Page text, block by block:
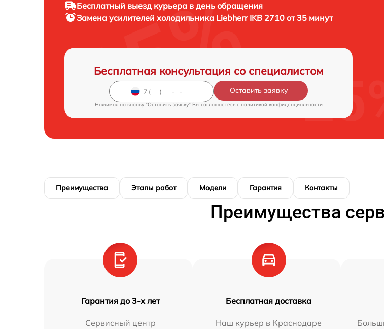
Бесплатный выезд курьера в день обращения
Замена усилителей холодильника Liebherr IKB 2710 от 35 минут
Бесплатная консультация со специалистом
Оставить заявку
Нажимая на кнопку "Оставить заявку" Вы соглашаетесь c политикой конфиденциальности
Преимущества Этапы работ Модели Гарантия Контакты
Преимущества
Гарантия до 3-х лет
Сервисный центр
Бесплатная доставка
Наш курьер в Краснодаре